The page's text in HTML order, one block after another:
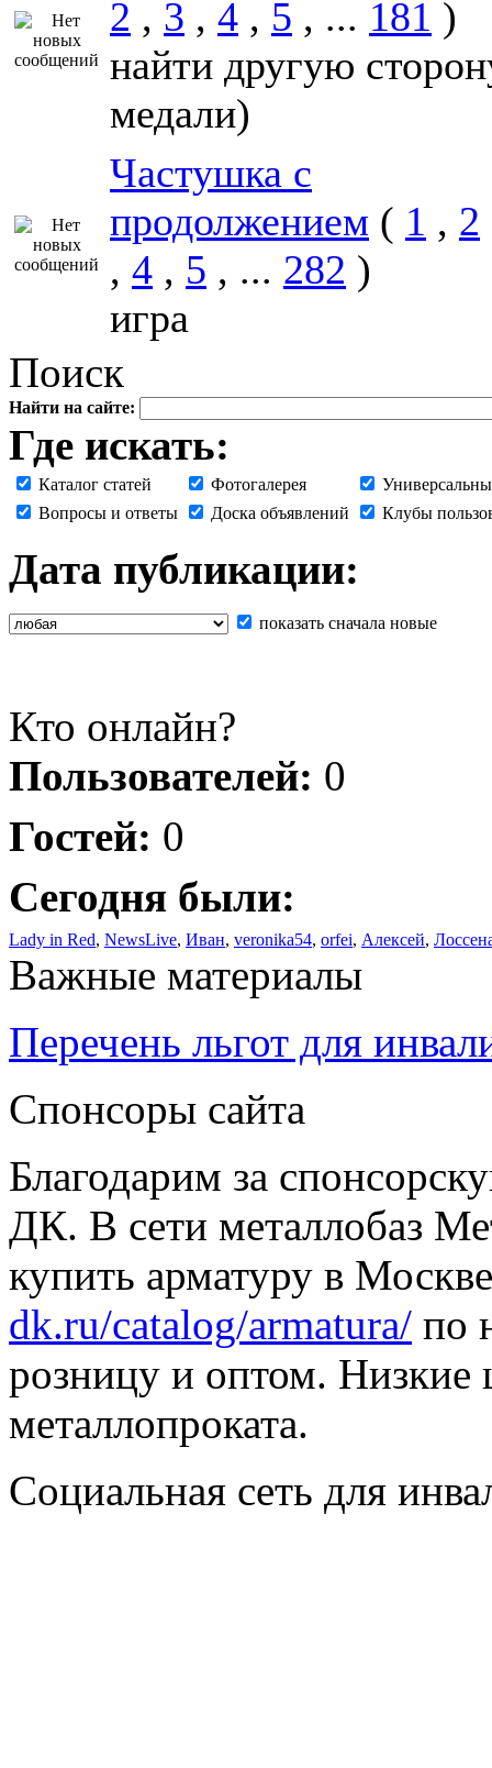
2 , 3 , 4 , 5 , ... 181 )
найти другую
медали)
Частушка с
продолжением ( 1 , 2
, 4 , 5 , ... 282
игра
Поиск
Найти на сайте:
Где искать:
Каталог статей Фотогалерея
Вопросы и ответы
Доска объявлений Клубы
Дата публикации:
показать сначала новые
Кто онлайн?
Пользователей: 0
Гостей: 0
Сегодня были:
Lady in Red, NewsLive, Иван, veronika54, orfei, Алексей,
Важные материалы
Перечень льгот для
Спонсоры сайта
Благодарим за
ДК. В сети металлобаз
купить арматуру в
dk.ru/catalog/armatura/ по
розницу и оптом. Низкие
металлопроката.
Социальная сеть для